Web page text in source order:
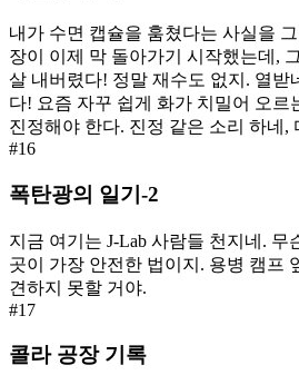
내가 수면 캡슐을 훔쳤다는 사실을
장이 이제 막 돌아가기 시작했는데,
살 내버렸다! 정말 재수도 없지. 열받
다! 요즘 자꾸 쉽게 화가 치밀어 오르
진정해야 한다. 진정 같은 소리 하네,
#16
폭탄광의 일기-2
지금 여기는 J-Lab 사람들 천지네. 무
곳이 가장 안전한 법이지. 용병 캠프
견하지 못할 거야.
#17
콜라 공장 기록